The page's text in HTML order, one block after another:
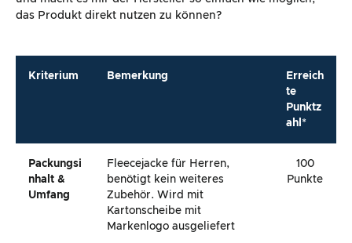
das Produkt direkt nutzen zu können?
Kriterium Bemerkung
Erreich
te
Punktz
ahl*
Packungsi
Nhalt &
Umfang
Fleecejacke für Herren,
benötigt kein weiteres
Zubehör. Wird mit
Kartonscheibe mit
Markenlogo ausgeliefert
100
Punkte